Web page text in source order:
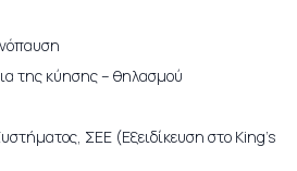
της κύησης – θηλασμού
ΣΕΕ (Εξειδίκευση στο King’s